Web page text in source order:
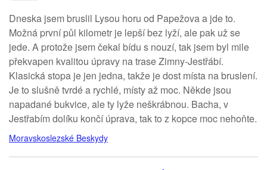
Dneska jsem bruslil Lysou horu od Papežova a jde to.
Možná první půl kilometr je lepší bez lyží, ale pak už se
jede. A protože jsem čekal bídu s nouzí, tak jsem byl mile
překvapen kvalitou úpravy na trase Zimny-Jestřábí.
Klasická stopa je jen jedna, takže je dost místa na bruslení.
Je to slušně tvrdé a rychlé, místy až moc. Někde jsou
napadané bukvice, ale ty lyže neškrábnou. Bacha, v
Jestřabím dolíku končí úprava, tak to z kopce moc nehoňte.
Moravskoslezské Beskydy